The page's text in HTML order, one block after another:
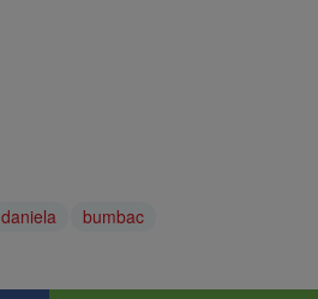
daniela bumbac